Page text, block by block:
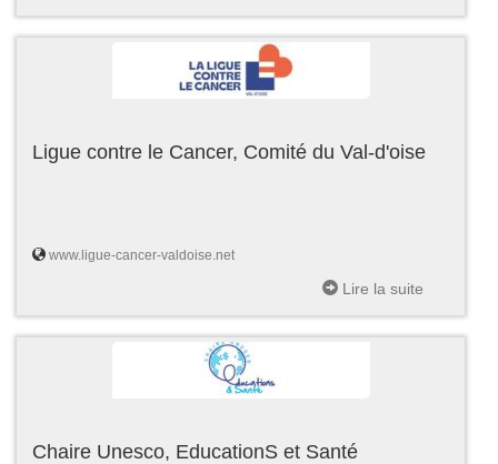
Ligue contre le Cancer, Comité du Val-d'oise
www.ligue-cancer-valdoise.net
Lire la suite
Chaire Unesco, EducationS et Santé